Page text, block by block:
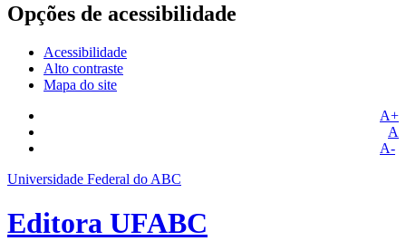
Opções de acessibilidade
Acessibilidade
Alto contraste
Mapa do site
A+
A
A-
Universidade Federal do ABC
Editora UFABC